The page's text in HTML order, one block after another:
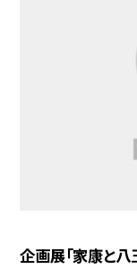
企画展「家康と八